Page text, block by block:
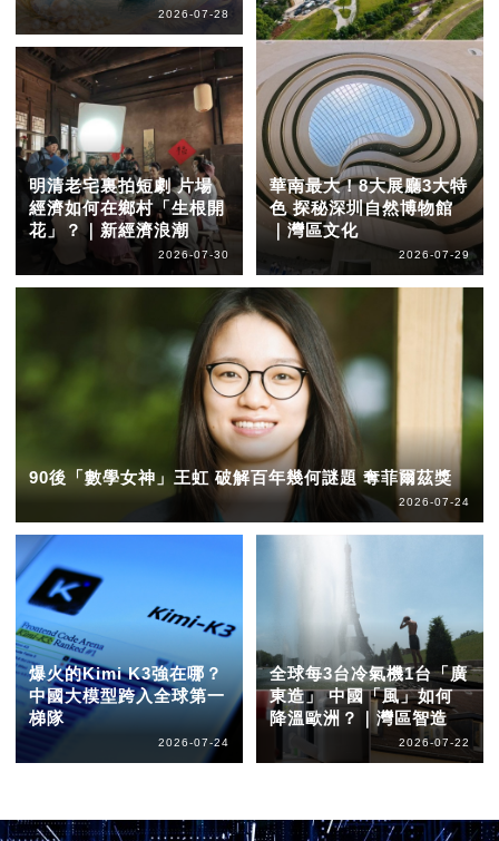
2026-07-28
明清老宅裏拍短劇 片場
經濟如何在鄉村「生根開
花」？｜新經濟浪潮
2026-07-30
華南最大！8大展廳3大特
色 探秘深圳自然博物館
｜灣區文化
2026-07-29
90後「數學女神」王虹 破解百年幾何謎題 奪菲爾茲獎
2026-07-24
爆火的Kimi K3強在哪？
中國大模型跨入全球第一
梯隊
2026-07-24
全球每3台冷氣機1台「廣
東造」 中國「風」如何
降溫歐洲？｜灣區智造
2026-07-22